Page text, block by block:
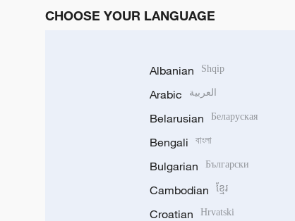
CHOOSE YOUR LANGUAGE
Albanian Shqip
Arabic العربية
Belarusian Беларуская
Bengali বাংলা
Bulgarian Български
Cambodian ខ្មែរ
Croatian Hrvatski